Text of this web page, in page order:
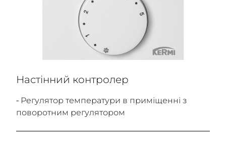
Настінний контролер
- Регулятор температури в приміщенні з
поворотним регулятором